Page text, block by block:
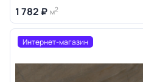
1 782 ₽ м2
Интернет-магазин